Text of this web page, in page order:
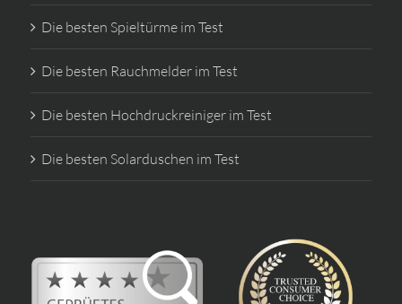
Die besten Spieltürme im Test
Die besten Rauchmelder im Test
Die besten Hochdruckreiniger im Test
Die besten Solarduschen im Test